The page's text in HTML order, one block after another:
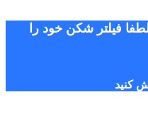
فیلتر شکن خود را